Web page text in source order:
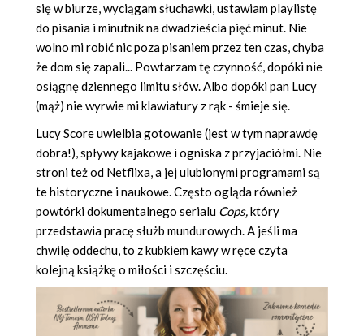
się w biurze, wyciągam słuchawki, ustawiam playlistę
do pisania i minutnik na dwadzieścia pięć minut. Nie
wolno mi robić nic poza pisaniem przez ten czas, chyba
że dom się zapali... Powtarzam tę czynność, dopóki nie
osiągnę dziennego limitu słów. Albo dopóki pan Lucy
(mąż) nie wyrwie mi klawiatury z rąk - śmieje się.
Lucy Score uwielbia gotowanie (jest w tym naprawdę
dobra!), spływy kajakowe i ogniska z przyjaciółmi. Nie
stroni też od Netflixa, a jej ulubionymi programami są
te historyczne i naukowe. Często ogląda również
powtórki dokumentalnego serialu Cops,który
przedstawia pracę służb mundurowych. A jeśli ma
chwilę oddechu, to z kubkiem kawy w ręce czyta
kolejną książkę o miłości i szczęściu.